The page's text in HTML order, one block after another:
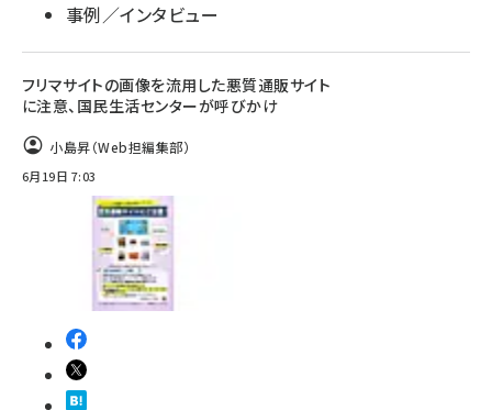
事例／インタビュー
フリマサイトの画像を流用した悪質通販サイト
に注意、国民生活センターが呼びかけ
小島昇（Web担編集部）
6月19日 7:03